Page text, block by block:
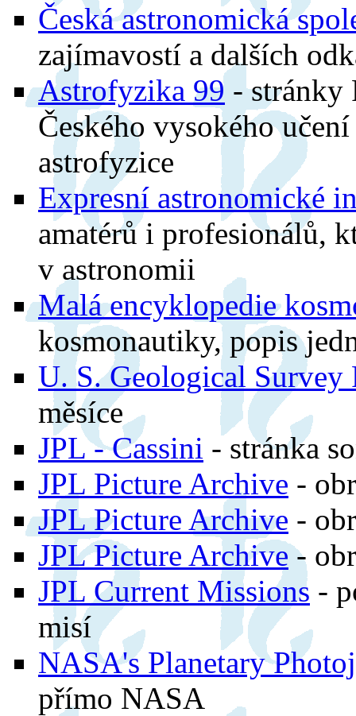
Česká astronomická
zajímavostí a dalších
Astrofyzika 99 - stránky
Českého vysokého
astrofyzice
Expresní astronomické
amatérů i profesionálů,
v astronomii
Malá encyklopedie
kosmonautiky, popis
U. S. Geological Survey
měsíce
JPL - Cassini - stránka
JPL Picture Archive -
JPL Picture Archive -
JPL Picture Archive-
JPL Current Missions -
misí
NASA's Planetary
přímo NASA